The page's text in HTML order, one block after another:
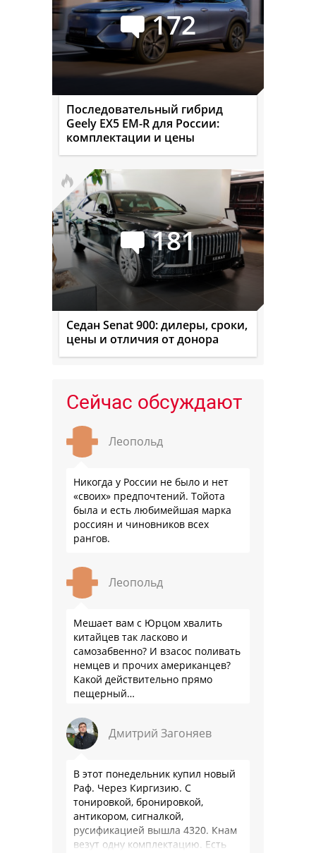
172
Последовательный гибрид
Geely EX5 EM-R для России:
комплектации и цены
181
Седан Senat 900: дилеры, сроки,
цены и отличия от донора
Сейчас обсуждают
Леопольд
Никогда у России не было и нет
«своих» предпочтений. Тойота
была и есть любимейшая марка
россиян и чиновников всех
рангов.
Леопольд
Мешает вам с Юрцом хвалить
китайцев так ласково и
самозабвенно? И взасос поливать
немцев и прочих американцев?
Какой действительно прямо
пещерный…
Дмитрий Загоняев
В этот понедельник купил новый
Раф. Через Киргизию. С
тонировкой, бронировкой,
антикором, сигналкой,
русификацией вышла 4320. Кнам
везут одну комплектацию. Есть